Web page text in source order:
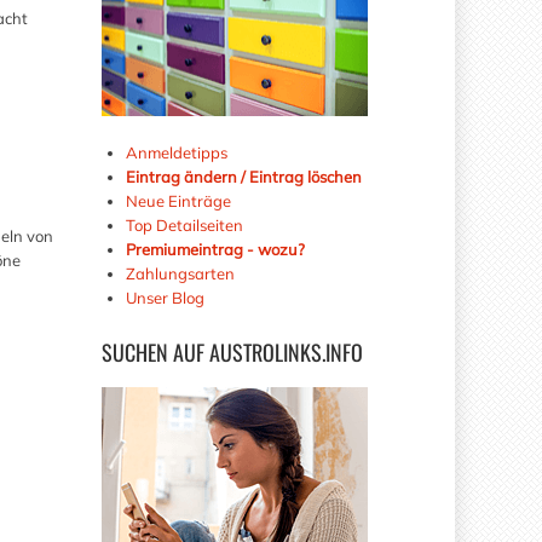
Anmeldetipps
Eintrag ändern / Eintrag löschen
Neue Einträge
Top Detailseiten
Premiumeintrag - wozu?
Zahlungsarten
Unser Blog
SUCHENAUF AUSTROLINKS.INFO
von